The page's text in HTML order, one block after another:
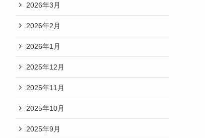
2026年3月
2026年2月
2026年1月
2025年12月
2025年11月
2025年10月
2025年9月